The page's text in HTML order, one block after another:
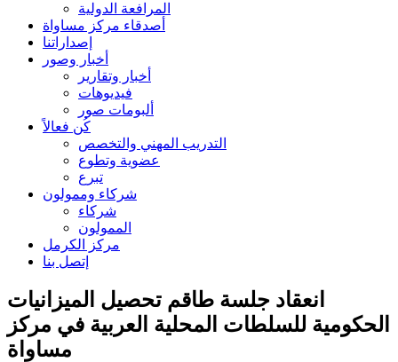
المرافعة الدولية
أصدقاء مركز مساواة
إصداراتنا
أخبار وصور
أخبار وتقارير
فيديوهات
ألبومات صور
كُن فعالاً
التدريب المهني والتخصص
عضوية وتطوع
تبرع
شركاء وممولون
شركاء
الممولون
مركز الكرمل
إتصل بنا
انعقاد جلسة طاقم تحصيل الميزانيات
الحكومية للسلطات المحلية العربية في مركز
مساواة